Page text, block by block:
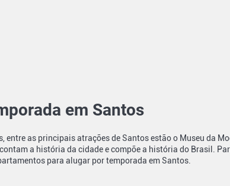
em Santos
as principais atrações de Santos estão o Museu da
a história da cidade e compõe a história do Brasil.
para alugar por temporada em Santos.